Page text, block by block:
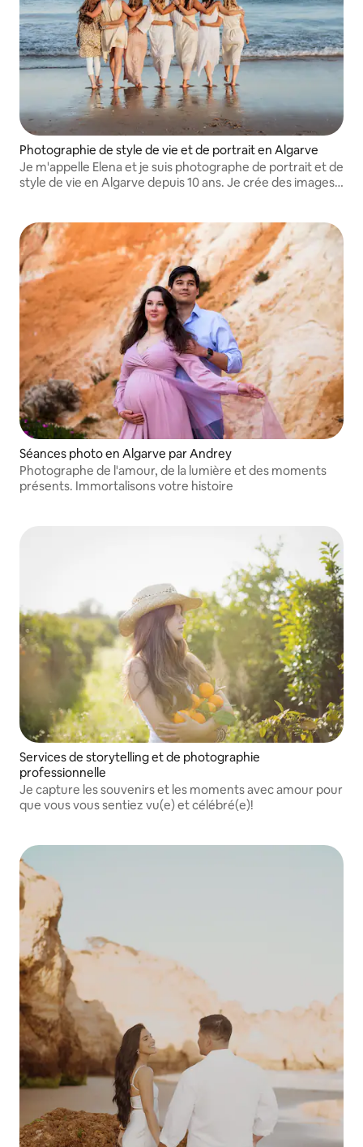
Photographie de style de vie et de portrait en Algarve
Je m'appelle Elena et je suis photographe de portrait et de
style de vie en Algarve depuis 10 ans. Je crée des images
complètement elles-mêmes.
Séances photo en Algarve par Andrey
Photographe de l'amour, de la lumière et des moments
présents. Immortalisons votre histoire
Services de storytelling et de photographie
professionnelle
Je capture les souvenirs et les moments avec amour pour
que vous vous sentiez vu(e) et célébré(e)!